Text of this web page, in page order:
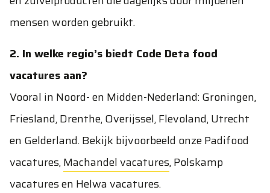
mensen worden gebruikt.
2. In welke regio’s biedt Code Deta food
vacatures aan?
Vooral in Noord- en Midden-Nederland: Groningen,
Friesland, Drenthe, Overijssel, Flevoland, Utrecht
en Gelderland. Bekijk bijvoorbeeld onzePadifood
vacatures,Machandel vacatures,Polskamp
vacaturesen Helwa vacatures.